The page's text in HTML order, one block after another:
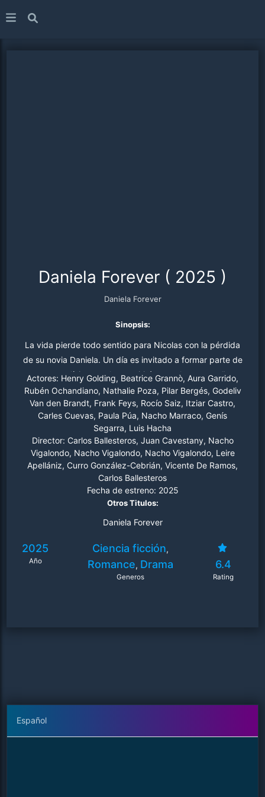
Daniela Forever ( 2025 )
Daniela Forever
Sinopsis:
La vida pierde todo sentido para Nicolas con la pérdida
de su novia Daniela. Un día es invitado a formar parte de
un ensayo clínico que le permitirá controlar sus sueños y
accede con la esperanza de recuperarse. Ahora Nicolás
puede soñar con Daniela cada noche y reanudar su
relación, más idílica que nunca. Aunque sea en sueños. Y
corriendo el riesgo de perderse en ellos para siempre.
Actores: Henry Golding, Beatrice Grannò, Aura Garrido,
Rubén Ochandiano, Nathalie Poza, Pilar Bergés, Godeliv
Van den Brandt, Frank Feys, Rocío Saiz, Itziar Castro,
Carles Cuevas, Paula Púa, Nacho Marraco, Genís
Segarra, Luis Hacha
Director: Carlos Ballesteros, Juan Cavestany, Nacho
Vigalondo, Nacho Vigalondo, Nacho Vigalondo, Leire
Apellániz, Curro González-Cebrián, Vicente De Ramos,
Carlos Ballesteros
Fecha de estreno: 2025
Otros Titulos:
Daniela Forever
2025
Año
Ciencia ficción,
Romance, Drama
Generos
6.4
Rating
Español